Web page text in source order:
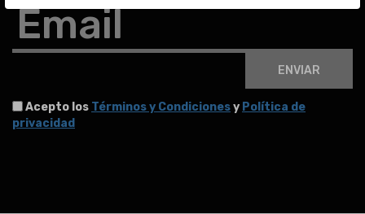
Email
ENVIAR
Acepto los Términos y Condicionesy Política de
privacidad